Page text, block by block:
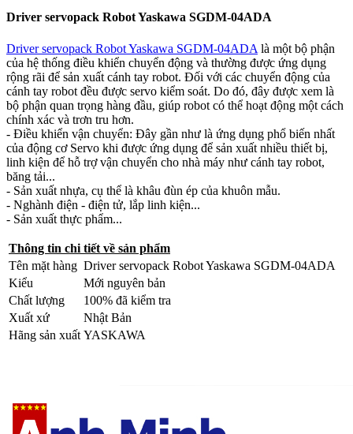
Driver servopack Robot Yaskawa SGDM-04ADA
Driver servopack Robot Yaskawa SGDM-04ADA là một bộ phận
của hệ thống điều khiển chuyển động và thường được ứng dụng
rộng rãi để sản xuất cánh tay robot. Đối với các chuyển động của
cánh tay robot đều được servo kiểm soát. Do đó, đây được xem là
bộ phận quan trọng hàng đầu, giúp robot có thể hoạt động một cách
chính xác và trơn tru hơn.
- Điều khiển vận chuyển: Đây gần như là ứng dụng phổ biến nhất
của động cơ Servo khi được ứng dụng để sản xuất nhiều thiết bị,
linh kiện để hỗ trợ vận chuyển cho nhà máy như cánh tay robot,
băng tải...
- Sản xuất nhựa, cụ thể là khâu đùn ép của khuôn mẫu.
- Nghành điện - điện tử, lắp linh kiện...
- Sản xuất thực phẩm...
Thông tin chi tiết về sản phẩm
Tên mặt hàng Driver servopack Robot Yaskawa SGDM-04ADA
Kiểu
Mới nguyên bản
Chất lượng
100% đã kiểm tra
Xuất xứ
Nhật Bản
Hãng sản xuất YASKAWA